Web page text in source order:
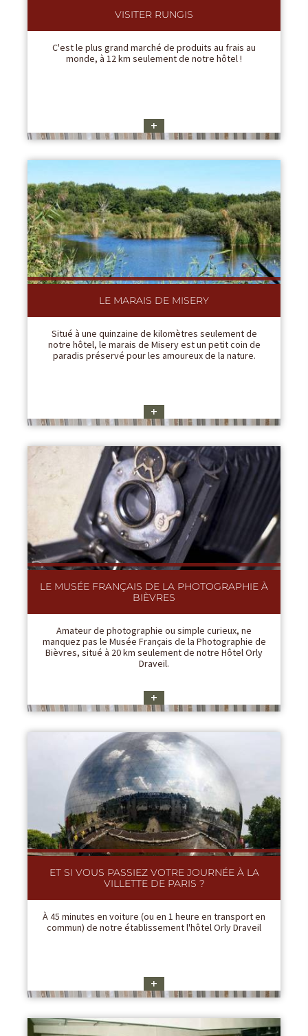
VISITER RUNGIS
C'est le plus grand marché de produits au frais au
monde, à 12 km seulement de notre hôtel !
+
LE MARAIS DE MISERY
Situé à une quinzaine de kilomètres seulement de
notre hôtel, le marais de Misery est un petit coin de
paradis préservé pour les amoureux de la nature.
+
LE MUSÉE FRANÇAIS DE LA PHOTOGRAPHIE À
BIÈVRES
Amateur de photographie ou simple curieux, ne
manquez pas le Musée Français de la Photographie de
Bièvres, situé à 20 km seulement de notre Hôtel Orly
Draveil.
+
ET SI VOUS PASSIEZ VOTRE JOURNÉE À LA
VILLETTE DE PARIS ?
À 45 minutes en voiture (ou en 1 heure en transport en
commun) de notre établissement l'hôtel Orly Draveil
+